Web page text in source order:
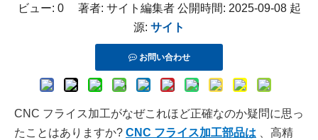
ビュー: 0著者: サイト編集者 公開時間: 2025-09-08 起
源: サイト
お問い合わせ
CNC フライス加工がなぜこれほど正確なのか疑問に思っ
たことはありますか? CNC フライス加工部品は 、高精